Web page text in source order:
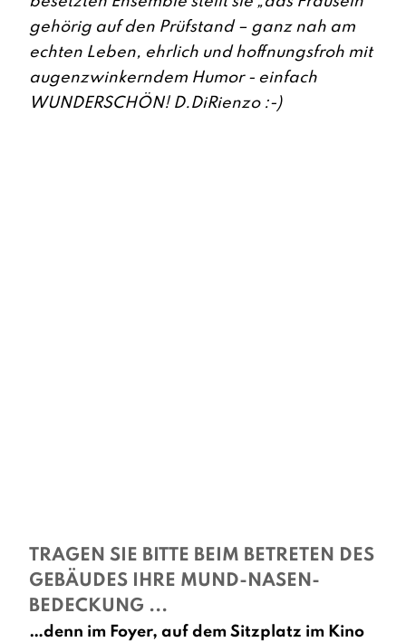
gehörig auf den Prüfstand – ganz nah am
echten Leben, ehrlich und hoffnungsfroh mit
augenzwinkerndem Humor - einfach
WUNDERSCHÖN! D.DiRienzo :-)
TRAGEN SIE BITTE BEIM BETRETEN DES
GEBÄUDES IHRE MUND-NASEN-
BEDECKUNG ...
…denn im Foyer, auf dem Sitzplatz im Kino